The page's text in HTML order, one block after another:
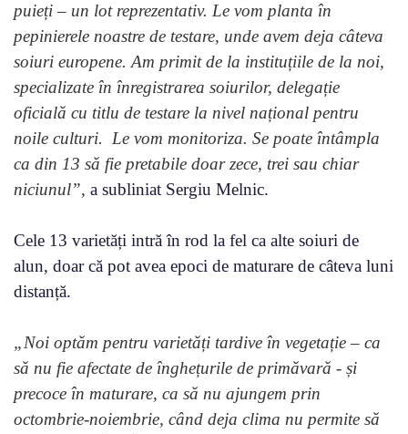
puieți – un lot reprezentativ. Le vom planta în
pepinierele noastre de testare, unde avem deja câteva
soiuri europene. Am primit de la instituțiile de la noi,
specializate în înregistrarea soiurilor, delegație
oficială cu titlu de testare la nivel național pentru
noile culturi. Le vom monitoriza. Se poate întâmpla
ca din 13 să fie pretabile doar zece, trei sau chiar
niciunul”, a subliniat Sergiu Melnic.
Cele 13 varietăți intră în rod la fel ca alte soiuri de
alun, doar că pot avea epoci de maturare de câteva luni
distanță.
„Noi optăm pentru varietăți tardive în vegetație – ca
să nu fie afectate de înghețurile de primăvară - și
precoce în maturare, ca să nu ajungem prin
octombrie-noiembrie, când deja clima nu permite să